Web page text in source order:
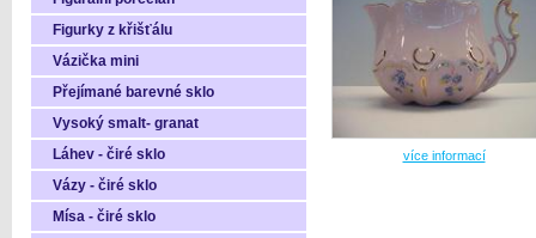
Figurky z křišťálu
Vázička mini
Přejímané barevné sklo
Vysoký smalt- granat
Láhev - čiré sklo
Vázy - čiré sklo
Mísa - čiré sklo
více informací